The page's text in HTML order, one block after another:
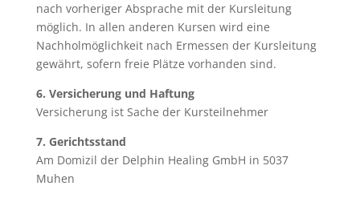
nach vorheriger Absprache mit der Kursleitung
möglich. In allen anderen Kursen wird eine
Nachholmöglichkeit nach Ermessen der Kursleitung
gewährt, sofern freie Plätze vorhanden sind.
6. Versicherung und Haftung
Versicherung ist Sache der Kursteilnehmer
7. Gerichtsstand
Am Domizil der Delphin Healing GmbH in 5037
Muhen